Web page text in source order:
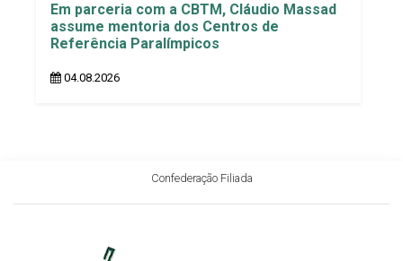
Em parceria com a CBTM, Cláudio Massad
assume mentoria dos Centros de
Referência Paralímpicos
04.08.2026
Confederação Filiada